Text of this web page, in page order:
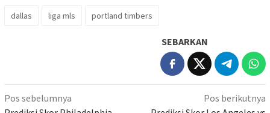
dallas liga mls portland timbers
SEBARKAN
Navigasi
Pos sebelumnya
Pos berikutnya